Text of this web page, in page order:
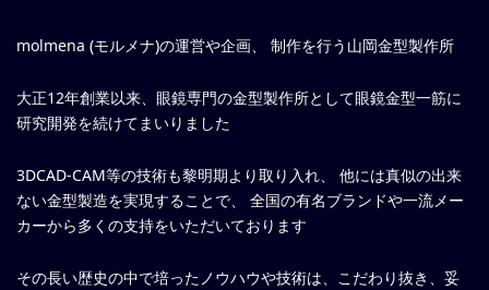
molmena (モルメナ)の運営や企画、 制作を行う山岡金型製作所
大正12年創業以来、眼鏡専門の金型製作所として眼鏡金型一筋に
研究開発を続けてまいりました
3DCAD-CAM等の技術も黎明期より取り入れ、 他には真似の出来
ない金型製造を実現することで、 全国の有名ブランドや一流メー
カーから多くの支持をいただいております
その長い歴史の中で培ったノウハウや技術は、こだわり抜き、妥